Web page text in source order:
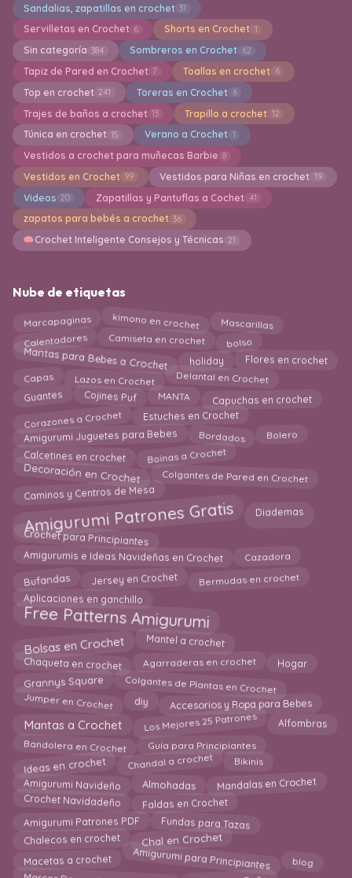
Sandalias, zapatillas en crochet 31
Servilletas en Crochet 6 Shorts en Crochet 1
Sin categoría 384 Sombreros en Crochet 62
Tapiz de Pared en Crochet 7 Toallas en crochet 6
Top en crochet 241 Toreras en Crochet 6
Trajes de baños a crochet 13 Trapillo a crochet 12
Túnica en crochet 15 Verano a Crochet 1
Vestidos a crochet para muñecas Barbie 8
Vestidos en Crochet 99 Vestidos para Niñas en crochet 19
Videos 20 Zapatillas y Pantuflas a Cochet 41
zapatos para bebés a crochet 36
Crochet Inteligente Consejos y Técnicas 21
Nube de etiquetas
Marcapaginas kimono en crochet Mascarillas
Calentadores Camiseta en crochet bolso
Mantas para Bebes a Crochet holiday Flores en crochet
Capas Lazos en Crochet Delantal en Crochet
Guantes Cojines Puf MANTA Capuchas en crochet
Corazones a Crochet Estuches en Crochet
Amigurumi Juguetes para Bebes Bordados Bolero
Calcetines en crochet Boinas a Crochet
Decoración en Crochet Colgantes de Pared en Crochet
Caminos y Centros de Mesa
Amigurumi Patrones Gratis Diademas
Crochet para Principiantes
Amigurumis e Ideas Navideñas en Crochet Cazadora
Bufandas Jersey en Crochet Bermudas en crochet
Aplicaciones en ganchillo
Free Patterns Amigurumi
Bolsas en Crochet Mantel a crochet
Chaqueta en crochet Agarraderas en crochet Hogar
Grannys Square Colgantes de Plantas en Crochet
Jumper en Crochet diy Accesorios y Ropa para Bebes
Mantas a Crochet Los Mejores 25 Patrones Alfombras
Bandolera en Crochet Guía para Principiantes
Ideas en crochet Chandal a crochet Bikinis
Amigurumi Navideño Almohadas Mandalas en Crochet
Crochet Navidadeño Faldas en Crochet
Amigurumi Patrones PDF Fundas para Tazas
Chalecos en crochet Chal en Crochet
Macetas a crochet Amigurumi para Principiantes blog